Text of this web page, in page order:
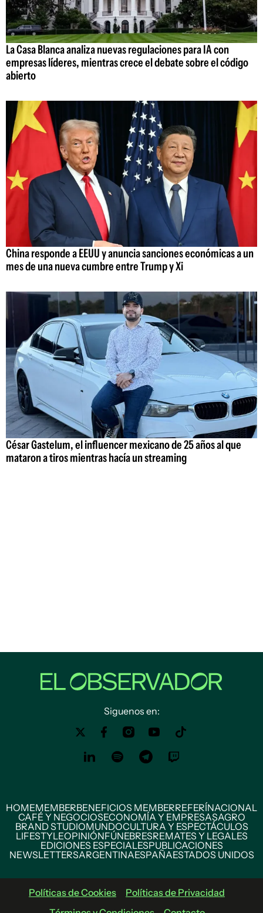
La Casa Blanca analiza nuevas regulaciones para IA con
empresas líderes, mientras crece el debate sobre el código
abierto
China responde a EEUU y anuncia sanciones económicas a un
mes de una nueva cumbre entre Trump y Xi
César Gastelum, el influencer mexicano de 25 años al que
mataron a tiros mientras hacía un streaming
Siguenos en:
HOMEMEMBERBENEFICIOS MEMBERREFERÍNACIONAL
CAFÉ Y NEGOCIOSECONOMÍA Y EMPRESASAGRO
BRAND STUDIOMUNDOCULTURA Y ESPECTÁCULOS
LIFESTYLEOPINIÓNFÚNEBRESREMATES Y LEGALES
EDICIONES ESPECIALESPUBLICACIONES
NEWSLETTERSARGENTINAESPAÑAESTADOS UNIDOS
Políticas de Cookies
Políticas de Privacidad